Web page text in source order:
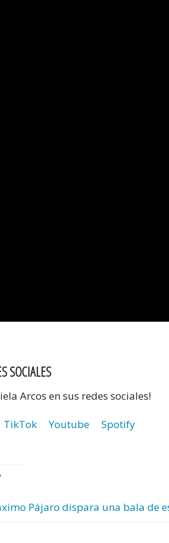
SOCIALES
Arcos en sus redes sociales!
TikTok Youtube Spotify
Pájaro dispara una bala de